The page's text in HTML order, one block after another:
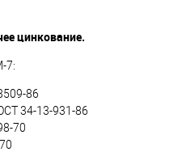
цинкование.
7:
86
34-13-931-86
70